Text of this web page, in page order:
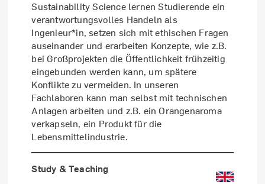
Sustainability Science lernen Studierende ein
verantwortungsvolles Handeln als
Ingenieur*in, setzen sich mit ethischen Fragen
auseinander und erarbeiten Konzepte, wie z.B.
bei Großprojekten die Öffentlichkeit frühzeitig
eingebunden werden kann, um spätere
Konflikte zu vermeiden. In unseren
Fachlaboren kann man selbst mit technischen
Anlagen arbeiten und z.B. ein Orangenaroma
verkapseln, ein Produkt für die
Lebensmittelindustrie.
Study & Teaching